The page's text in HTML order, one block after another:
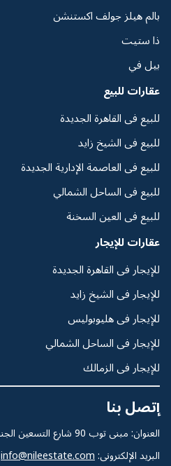
بالم هيلز جولف اكستنشن
ذا ستيت
بيل في
عقارات للبيع
للبيع فى القاهرة الجديدة
للبيع فى الشيخ زايد
للبيع فى العاصمة الإدارية الجديدة
للبيع فى الساحل الشمالي
للبيع فى العين السخنة
عقارات للإيجار
للإيجار فى القاهرة الجديدة
للإيجار فى الشيخ زايد
للإيجار فى هليوبوليس
للإيجار فى الساحل الشمالي
للإيجار فى الزمالك
إتصل بنا
العنوان: مبنى توب 90 شارع التسعين الجنوبى - القاهرة الجديدة
البريد الإلكترونى: info@nileestate.com